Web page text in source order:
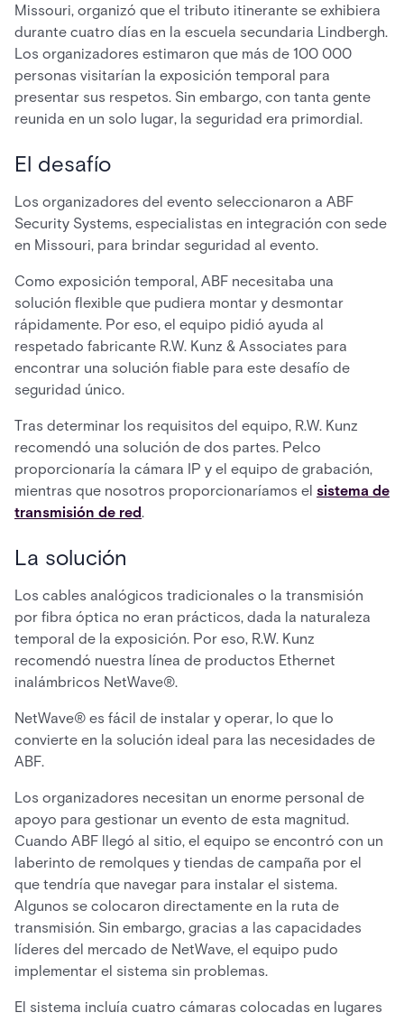
Missouri, organizó que el tributo itinerante se exhibiera
durante cuatro días en la escuela secundaria Lindbergh.
Los organizadores estimaron que más de 100 000
personas visitarían la exposición temporal para
presentar sus respetos. Sin embargo, con tanta gente
reunida en un solo lugar, la seguridad era primordial.
El desafío
Los organizadores del evento seleccionaron a ABF
Security Systems, especialistas en integración con sede
en Missouri, para brindar seguridad al evento.
Como exposición temporal, ABF necesitaba una
solución flexible que pudiera montar y desmontar
rápidamente. Por eso, el equipo pidió ayuda al
respetado fabricante R.W. Kunz & Associates para
encontrar una solución fiable para este desafío de
seguridad único.
Tras determinar los requisitos del equipo, R.W. Kunz
recomendó una solución de dos partes. Pelco
proporcionaría la cámara IP y el equipo de grabación,
mientras que nosotros proporcionaríamos el sistema de
transmisión de red.
La solución
Los cables analógicos tradicionales o la transmisión
por fibra óptica no eran prácticos, dada la naturaleza
temporal de la exposición. Por eso, R.W. Kunz
recomendó nuestra línea de productos Ethernet
inalámbricos NetWave®.
NetWave® es fácil de instalar y operar, lo que lo
convierte en la solución ideal para las necesidades de
ABF.
Los organizadores necesitan un enorme personal de
apoyo para gestionar un evento de esta magnitud.
Cuando ABF llegó al sitio, el equipo se encontró con un
laberinto de remolques y tiendas de campaña por el
que tendría que navegar para instalar el sistema.
Algunos se colocaron directamente en la ruta de
transmisión. Sin embargo, gracias a las capacidades
líderes del mercado de NetWave, el equipo pudo
implementar el sistema sin problemas.
El sistema incluía cuatro cámaras colocadas en lugares